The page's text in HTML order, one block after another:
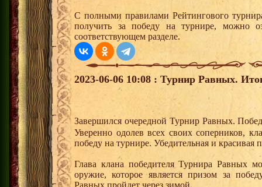
С полными правилами Рейтингового
получить за победу на турнире, можно
соответствующем разделе.
2023-06-06 10:08 : Турнир Равных.
Завершился очередной Турнир Равных.
Уверенно одолев всех своих соперников,
победу на турнире. Убедительная и
Глава клана победителя Турнира Равных
оружие, которое является призом за